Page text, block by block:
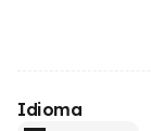
Idioma